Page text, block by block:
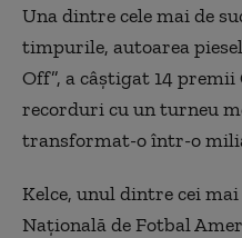
Una dintre cele mai de
timpurile, autoarea
Off”, a câştigat 14
recorduri cu un turneu
transformat-o într-o
Kelce, unul dintre cei
Naţională de Fotbal